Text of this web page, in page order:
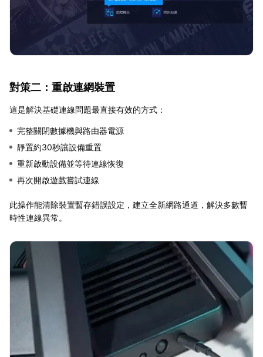
對策二：重啟連網裝置
這是解決基礎連線問題最直接有效的方式：
完整關閉數據機與路由器電源
靜置約30秒讓設備重置
重新啟動設備並等待連線恢復
再次開啟遊戲嘗試連線
此操作能清除裝置暫存錯誤設定，建立全新網路通道，解決多數暫
時性連線異常。